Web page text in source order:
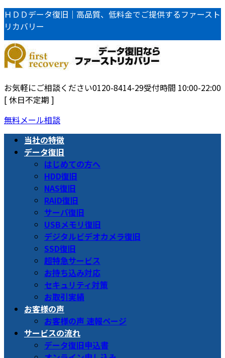
コ
ン
テ
ン
ツ
ス
キ
プ
ナ
ビ
ゲ
ー
シ
ン
に
動
ＨＤＤデータ復旧｜高品質、低料金でご提供するファースト
リカバリー
お気軽にご相談ください0120-8414-29受付時間 10:00-22:00
[ 休日不定期 ]
無料メール相談
当社の特徴
データ復旧
はじめての方へ
HDD復旧
NAS復旧
RAID復旧
サーバ復旧
USBメモリ復旧
デジタルビデオカメラ復旧
SSD復旧
超特急サービス
お持ち込み対応
セキュリティ対策
お取引実績
お客様の声
お客様の声 速報ページ
サービスの流れ
データ復旧申込書